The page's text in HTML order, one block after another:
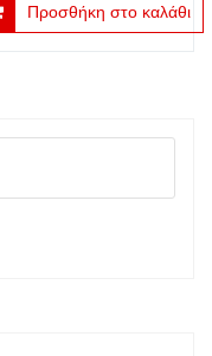
was: τιμή
Προσθήκη στο καλάθι